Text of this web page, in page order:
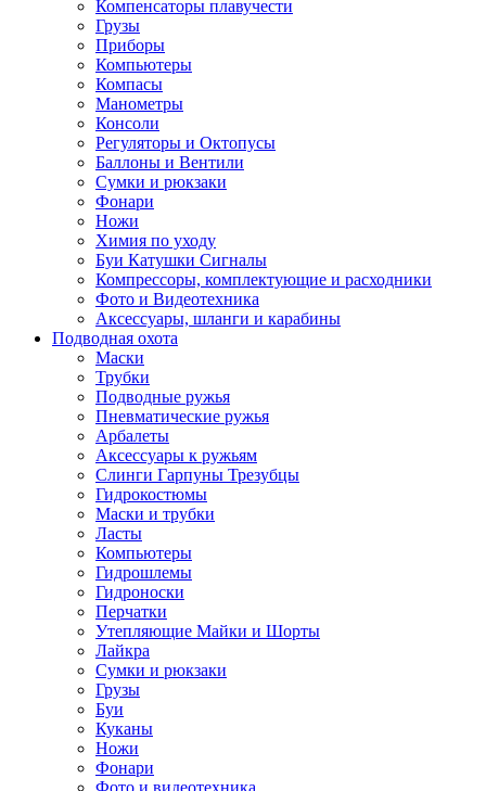
Компенсаторы плавучести
Грузы
Приборы
Компьютеры
Компасы
Манометры
Консоли
Регуляторы и Октопусы
Баллоны и Вентили
Сумки и рюкзаки
Фонари
Ножи
Химия по уходу
Буи Катушки Сигналы
Компрессоры, комплектующие и расходники
Фото и Видеотехника
Аксессуары, шланги и карабины
Подводная охота
Маски
Трубки
Подводные ружья
Пневматические ружья
Арбалеты
Аксессуары к ружьям
Слинги Гарпуны Трезубцы
Гидрокостюмы
Маски и трубки
Ласты
Компьютеры
Гидрошлемы
Гидроноски
Перчатки
Утепляющие Майки и Шорты
Лайкра
Сумки и рюкзаки
Грузы
Буи
Куканы
Ножи
Фонари
Фото и видеотехника